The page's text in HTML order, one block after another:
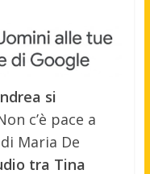
si
c’è pace a
Maria De
tra Tina